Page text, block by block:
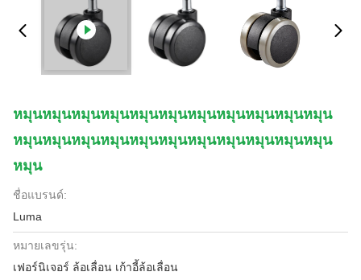
หมุนหมุนหมุนหมุนหมุนหมุนหมุนหมุนหมุนหมุนหมุน
หมุนหมุนหมุนหมุนหมุนหมุนหมุนหมุนหมุนหมุนหมุน
หมุน
ชื่อแบรนด์:
Luma
หมายเลขรุ่น:
เฟอร์นิเจอร์ ล้อเลื่อน เก้าอี้ล้อเลื่อน